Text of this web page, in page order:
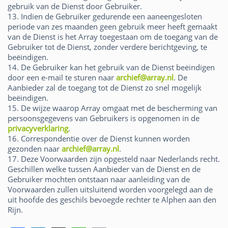
gebruik van de Dienst door Gebruiker.
13. Indien de Gebruiker gedurende een aaneengesloten
periode van zes maanden geen gebruik meer heeft gemaakt
van de Dienst is het Array toegestaan om de toegang van de
Gebruiker tot de Dienst, zonder verdere berichtgeving, te
beëindigen.
14. De Gebruiker kan het gebruik van de Dienst beëindigen
door een e-mail te sturen naar archief@array.nl. De
Aanbieder zal de toegang tot de Dienst zo snel mogelijk
beëindigen.
15. De wijze waarop Array omgaat met de bescherming van
persoonsgegevens van Gebruikers is opgenomen in de
privacyverklaring.
16. Correspondentie over de Dienst kunnen worden
gezonden naar archief@array.nl.
17. Deze Voorwaarden zijn opgesteld naar Nederlands recht.
Geschillen welke tussen Aanbieder van de Dienst en de
Gebruiker mochten ontstaan naar aanleiding van de
Voorwaarden zullen uitsluitend worden voorgelegd aan de
uit hoofde des geschils bevoegde rechter te Alphen aan den
Rijn.